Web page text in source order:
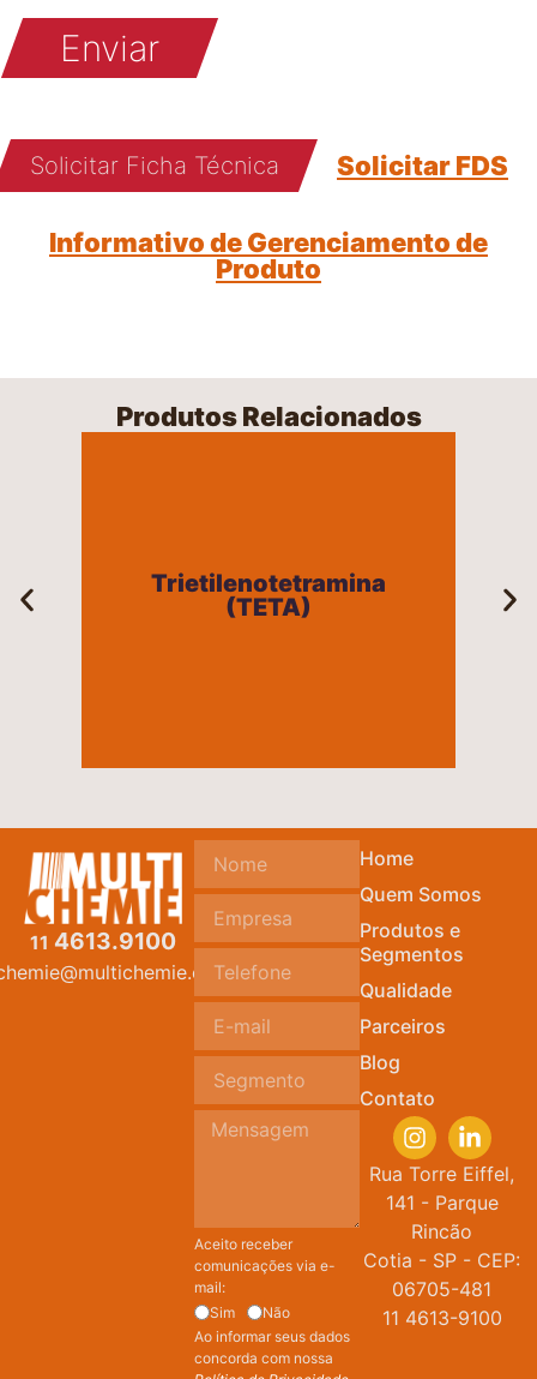
Enviar
Solicitar Ficha Técnica Solicitar FDS
Informativo de Gerenciamento de
Produto
Produtos Relacionados
Trietilenotetramina
(TETA)
(TETA)
+
Home
Quem Somos
Produtos e
Segmentos
Qualidade
Parceiros
Blog
Contato
Rua Torre Eiffel,
141 - Parque
Rincão
Cotia - SP - CEP:
06705-481
11 4613-9100
11 4613.9100
Aceito receber
comunicações via e-
mail:
Sim
Não
Ao informar seus dados
concorda com nossa